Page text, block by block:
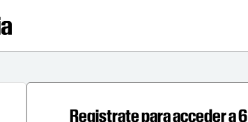
Registrate para acceder a 6